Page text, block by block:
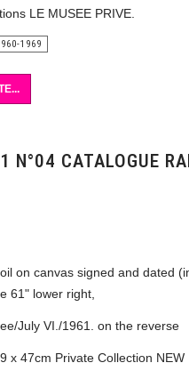
LE MUSEE PRIVE.
1969
N°04 CATALOGUE
oil on canvas signed and dated
61" lower right,
July VI./1961. on the reverse
x 47cm Private Collection NEW